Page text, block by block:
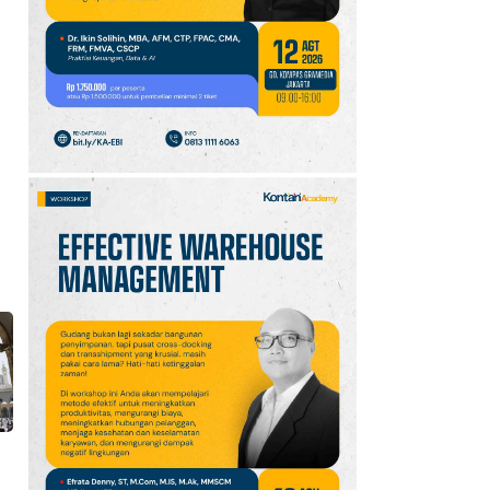
10 Promo JSM Alfamart 7–
9 Agustus 2026, Minyak
Goreng 2 Liter Mulai
Rp41.500